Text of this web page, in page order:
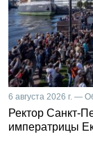
6 августа 2026 г. —
Ректор Санкт-
императрицы